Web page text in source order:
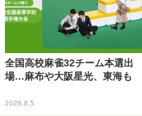
全国高校麻雀32チーム本選出
場…麻布や大阪星光、東海も
2026.8.5